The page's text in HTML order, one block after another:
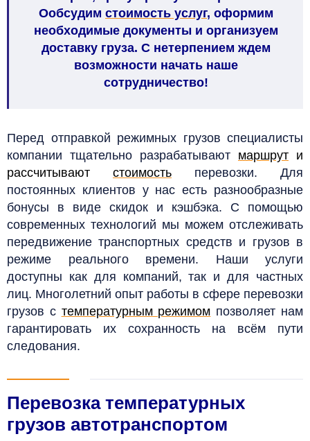
Ообсудим стоимость услуг, оформим
необходимые документы и организуем
доставку груза. С нетерпением ждем
возможности начать наше
сотрудничество!
Перед отправкой режимных грузов специалисты
компании тщательно разрабатывают маршрут и
рассчитывают стоимость перевозки. Для
постоянных клиентов у нас есть разнообразные
бонусы в виде скидок и кэшбэка. С помощью
современных технологий мы можем отслеживать
передвижение транспортных средств и грузов в
режиме реального времени. Наши услуги
доступны как для компаний, так и для частных
лиц. Многолетний опыт работы в сфере перевозки
грузов с температурным режимом позволяет нам
гарантировать их сохранность на всём пути
следования.
Перевозка температурных
грузов автотранспортом